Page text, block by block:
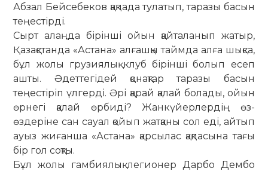
Абзал Бей­себеков қақпада тулатып, таразы басын
теңестірді.
Сырт алаңда бірінші ойын қайталанып жатыр,
Қазақ­стан­да «Астана» алғашқы таймда алға шықса,
бұл жолы грузиялық клуб бірінші болып есеп
ашты. Әдет­тегідей қонақтар таразы басын
теңестіріп үлгерді. Әрі қарай қалай болады, ойын
өрнегі қалай өрбиді? Жанкүйерлердің өз-
өздеріне сан сауал қойып жатқаны сол еді, айтып
ауыз жиғанша «Астана» қарсылас қақ­пасына тағы
бір гол соқты.
Бұл жолы гамбиялық легионер Дарбо Дембо